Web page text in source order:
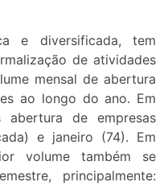
e diversificada, tem
de atividades
mensal de abertura
ao longo do ano. Em
de empresas
e janeiro (74). Em
volume também se
principalmente: